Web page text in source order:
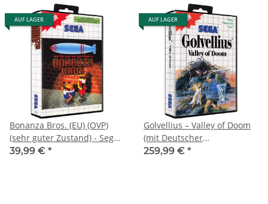
AUF LAGER
Bonanza Bros. (EU) (OVP)
(sehr guter Zustand) - Sega
Master System
39,99 € *
AUF LAGER
Golvellius – Valley of Doom
(mit Deutscher
Bedienungsanleitung) (EU)
259,99 € *